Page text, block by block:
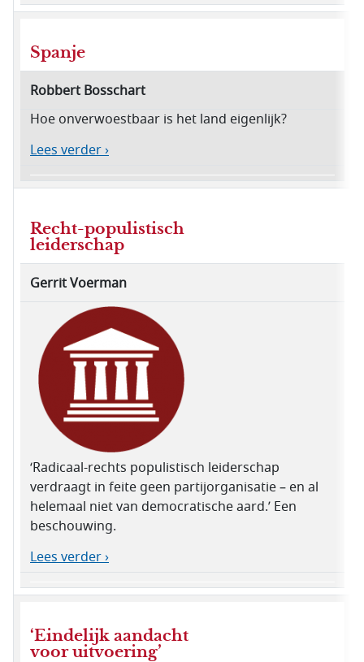
Spanje
Robbert Bosschart
Hoe onverwoestbaar is het land eigenlijk?
Lees verder ›
Recht-populistisch
leiderschap
Gerrit Voerman
‘Radicaal-rechts populistisch leiderschap
verdraagt in feite geen partijorganisatie – en al
helemaal niet van democratische aard.’ Een
beschouwing.
Lees verder ›
‘Eindelijk aandacht
voor uitvoering’